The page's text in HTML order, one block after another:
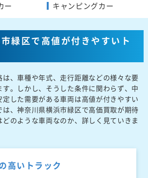
ー
キャンピングカー
緑区で高値が付きやすいト
は、車種や年式、走行距離などの様々な要
。しかし、そうした条件に関わらず、中
した需要がある車両は高値が付きやすい
、神奈川県横浜市緑区で高価買取が期待
のような車両なのか、詳しく見ていきま
高いトラック